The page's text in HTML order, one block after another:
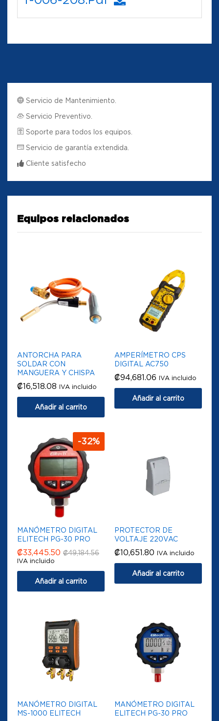
Servicio de Mantenimiento.
Servicio Preventivo.
Soporte para todos los equipos.
Servicio de garantía extendida.
Cliente satisfecho
Equipos relacionados
ANTORCHA PARA
SOLDAR CON
MANGUERA Y CHISPA
₡16,518.08 IVA incluido
Añadir al carrito
AMPERÍMETRO CPS
DIGITAL AC750
₡94,681.06 IVA incluido
Añadir al carrito
-32%
MANÓMETRO DIGITAL
ELITECH PG-30 PRO
₡33,445.50 ₡49,184.56
IVA incluido
Añadir al carrito
PROTECTOR DE
VOLTAJE 220VAC
₡10,651.80 IVA incluido
Añadir al carrito
MANÓMETRO DIGITAL
MS-1000 ELITECH
MANÓMETRO DIGITAL
ELITECH PG-30 PRO